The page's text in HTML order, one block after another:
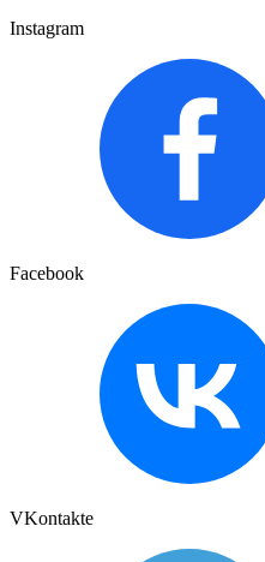
Instagram
Facebook
VKontakte